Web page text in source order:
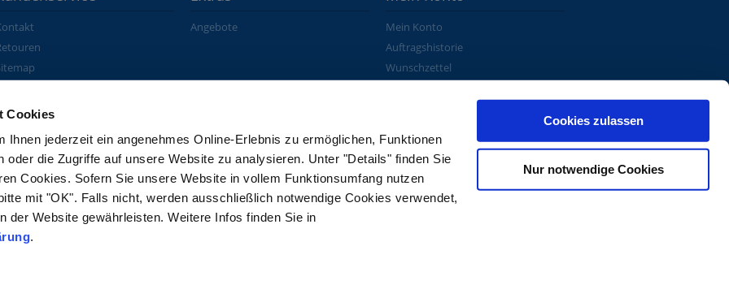
Cookies
Ihnen jederzeit ein angenehmes Online-Erlebnis zu ermöglichen, Funktionen
oder die Zugriffe auf unsere Website zu analysieren. Unter "Details" finden Sie
Cookies. Sofern Sie unsere Website in vollem Funktionsumfang nutzen
mit "OK". Falls nicht, werden ausschließlich notwendige Cookies verwendet,
der Website gewährleisten. Weitere Infos finden Sie in
.
Cookies zulassen
Nur notwendige Cookies
Angebote
Mein Konto
Auftragshistorie
Wunschzettel